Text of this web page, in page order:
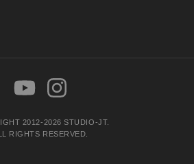
2012-2026 STUDIO-JT.
RIGHTS RESERVED.